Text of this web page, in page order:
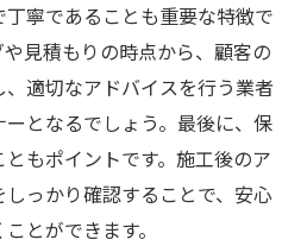
寧であることも重要な特徴で
見積もりの時点から、顧客の
適切なアドバイスを行う業者
となるでしょう。最後に、保
もポイントです。施工後のア
っかり確認することで、安心
とができます。